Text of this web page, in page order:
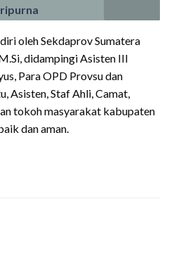
oleh Sekdaprov Sumatera
didampingi Asisten III
Para OPD Provsu dan
Asisten, Staf Ahli, Camat,
tokoh masyarakat kabupaten
dan aman.